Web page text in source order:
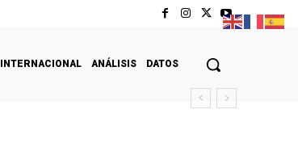
INTERNACIONAL ANÁLISIS DATOS